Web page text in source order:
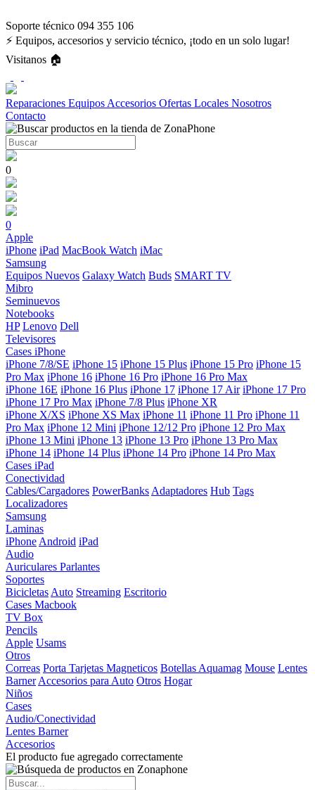
Soporte técnico 094 355 106
⚡ Equipos, accesorios y servicio técnico, ¡todo en un solo lugar!
Visitanos 🏠
Reparaciones Equipos Accesorios Ofertas Locales Nosotros
Contacto
0
0
Apple
iPhone iPad MacBook Watch iMac
Samsung
Equipos Nuevos Galaxy Watch Buds SMART TV
Mibro
Seminuevos
Notebooks
HP Lenovo Dell
Televisores
Cases iPhone
iPhone 7/8/SE iPhone 15 iPhone 15 Plus iPhone 15 Pro iPhone 15
Pro Max iPhone 16 iPhone 16 Pro iPhone 16 Pro Max
iPhone 16E iPhone 16 Plus iPhone 17 iPhone 17 Air iPhone 17 Pro
iPhone 17 Pro Max iPhone 7/8 Plus iPhone XR
iPhone X/XS iPhone XS Max iPhone 11 iPhone 11 Pro iPhone 11
Pro Max iPhone 12 Mini iPhone 12/12 Pro iPhone 12 Pro Max
iPhone 13 Mini iPhone 13 iPhone 13 Pro iPhone 13 Pro Max
iPhone 14 iPhone 14 Plus iPhone 14 Pro iPhone 14 Pro Max
Cases iPad
Conectividad
Cables/Cargadores PowerBanks Adaptadores Hub Tags
Localizadores
Samsung
Laminas
iPhone Android iPad
Audio
Auriculares Parlantes
Soportes
Bicicletas Auto Streaming Escritorio
Cases Macbook
TV Box
Pencils
Apple Usams
Otros
Correas Porta Tarjetas Magneticos Botellas Aquamag Mouse Lentes
Barner Accesorios para Auto Otros Hogar
Niños
Cases
Audio/Conectividad
Lentes Barner
Accesorios
El producto fue agregado correctamente